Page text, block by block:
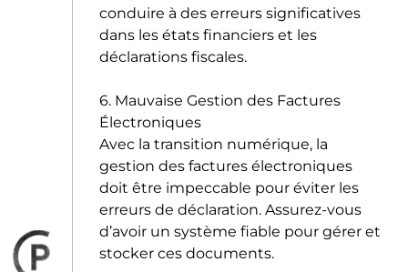
ACCUEIL
QUI SOMMES-NOUS
NOS MISSIONS
MISSIONS À DESTINATION DES
CABINETS
conduire à des erreurs significatives
dans les états financiers et les
déclarations fiscales.
6. Mauvaise Gestion des Factures
Électroniques
Avec la transition numérique, la
gestion des factures électroniques
doit être impeccable pour éviter les
erreurs de déclaration. Assurez-vous
d’avoir un système fiable pour gérer et
stocker ces documents.